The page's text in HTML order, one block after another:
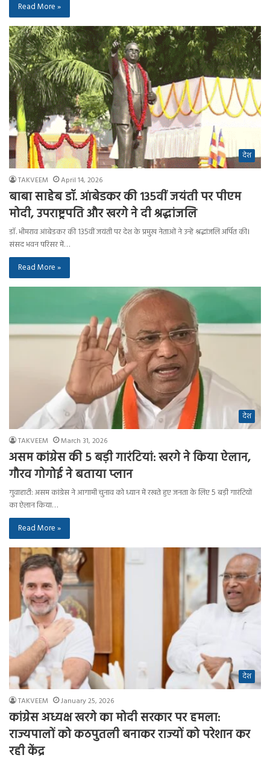
Read More »
देश
TAKVEEM April 14, 2026
बाबा साहेब डॉ. आंबेडकर की 135वीं जयंती पर पीएम
मोदी, उपराष्ट्रपति और खरगे ने दी श्रद्धांजलि
डॉ. भीमराव आंबेडकर की 135वीं जयंती पर देश के प्रमुख नेताओं ने उन्हें श्रद्धांजलि अर्पित की।
संसद भवन परिसर में…
Read More »
देश
TAKVEEM March 31, 2026
असम कांग्रेस की 5 बड़ी गारंटियां: खरगे ने किया ऐलान,
गौरव गोगोई ने बताया प्लान
गुवाहाटी: असम कांग्रेस ने आगामी चुनाव को ध्यान में रखते हुए जनता के लिए 5 बड़ी गारंटियों
का ऐलान किया…
Read More »
देश
TAKVEEM January 25, 2026
कांग्रेस अध्यक्ष खरगे का मोदी सरकार पर हमला:
राज्यपालों को कठपुतली बनाकर राज्यों को परेशान कर
रही केंद्र